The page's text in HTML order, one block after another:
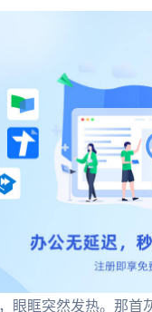
眼眶突然发热。那